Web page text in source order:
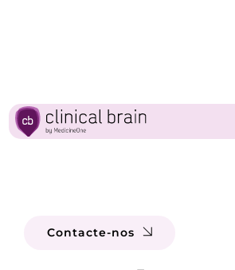
Clinical Brain
Contacte-nos